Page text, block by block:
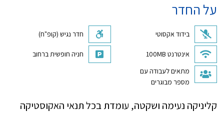
על החדר
בידוד אקסוטי חדר נגיש (קופ"ח)
אינטרנט 100MB
חניה חופשית ברחוב
מתאים לעבודה עם
מספר מבוגרים
קליניקה נעימה ושקטה, עומדת בכל תנאי האקוסטיקה